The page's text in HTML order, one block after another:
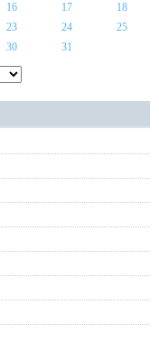
16 17
18
23 24
25
30 31